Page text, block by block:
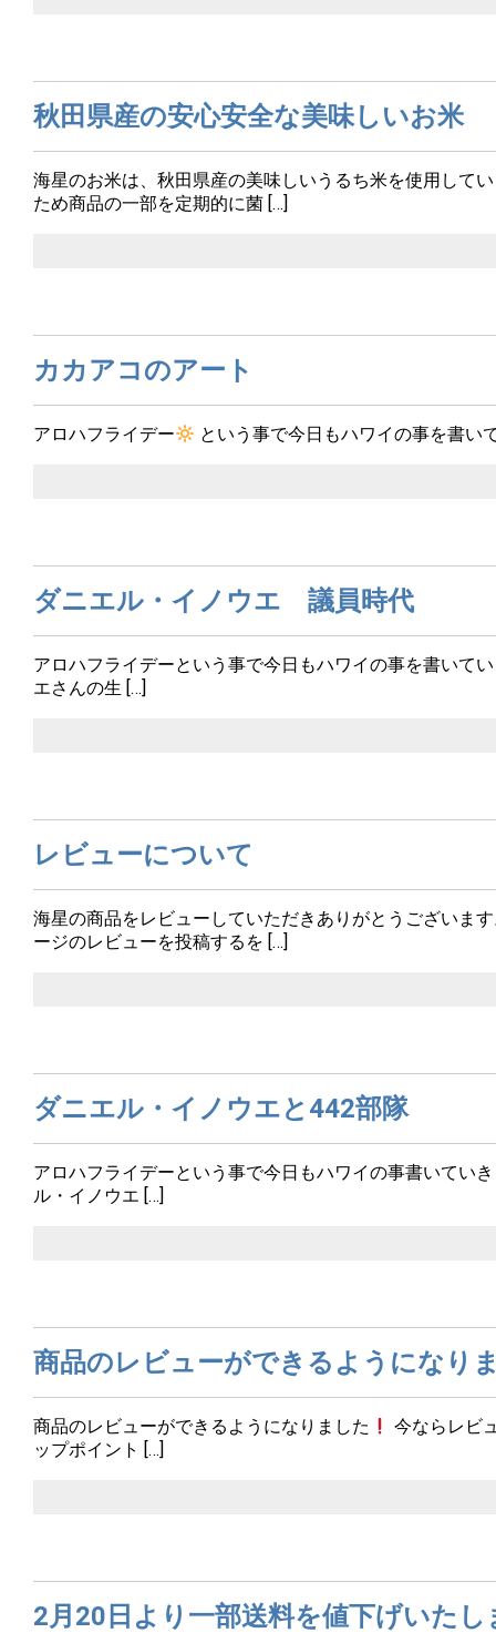
秋田県産の安心安全な美味しいお米
海星のお米は、秋田県産の美味しいうるち米を使用して
ため商品の一部を定期的に菌 […]
カカアコのアート
アロハフライデー という事で今日もハワイの事を書い
ダニエル・イノウエ 議員時代
アロハフライデーという事で今日もハワイの事を書いて
エさんの生 […]
レビューについて
海星の商品をレビューしていただきありがとうございま
ージのレビューを投稿するを […]
ダニエル・イノウエと442部隊
アロハフライデーという事で今日もハワイの事書いてい
ル・イノウエ […]
商品のレビューができるようになり
商品のレビューができるようになりました
今ならレビ
ップポイント […]
2月20日より一部送料を値下げいたし